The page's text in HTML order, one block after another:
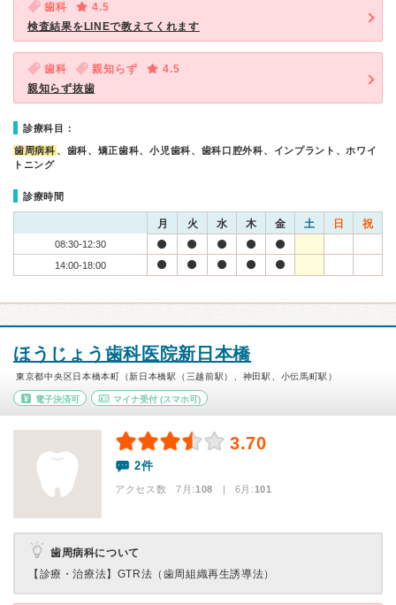
歯科
4.5
検査結果をLINEで教えてくれます
歯科 親知らず
4.5
親知らず抜歯
診療科目：
歯周病科 、歯科、矯正歯科、小児歯科、歯科口腔外科、インプラント、ホワイ
トニング
診療時間
月 火 水 木 金 土 日 祝
08:30-12:30
14:00-18:00
ほうじょう歯科医院新日本橋
東京都中央区日本橋本町（新日本橋駅（三越前駅）、神田駅、小伝馬町駅）
電子決済可 マイナ受付(スマホ可)
3.70
2件
アクセス数 7月:108 | 6月:101
歯周病科について
【診療・治療法】 GTR法（歯周組織再生誘導法）